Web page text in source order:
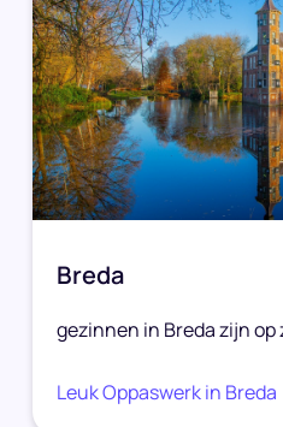
Breda
gezinnen in Breda zijn op
Leuk Oppaswerk in Breda